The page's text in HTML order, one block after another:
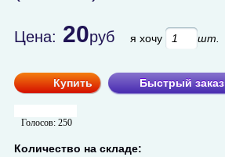
Цена: 20руб я хочу шт.
Купить Быстрый заказ
Голосов: 250
Количество на складе: